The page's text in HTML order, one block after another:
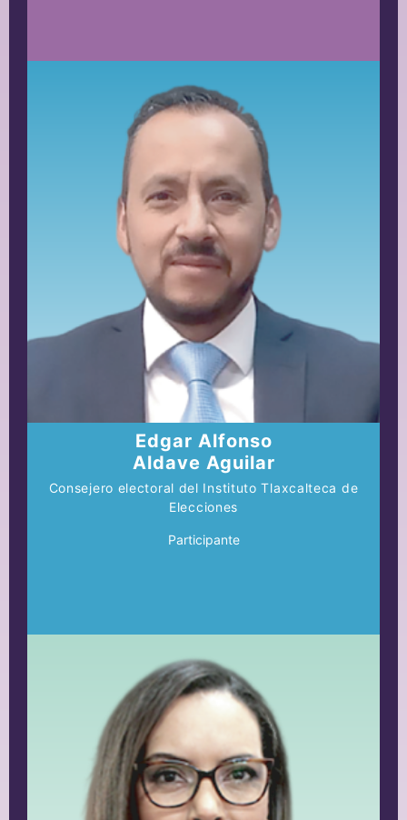
Edgar Alfonso
Aldave Aguilar
Consejero electoral del Instituto Tlaxcalteca de
Elecciones
Participante